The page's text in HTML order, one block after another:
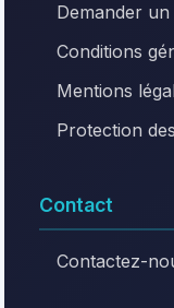
Demander un
Conditions
Mentions
Protection
Contact
Contactez-